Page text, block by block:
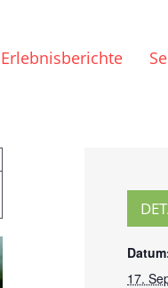
Erlebnisberichte
17.